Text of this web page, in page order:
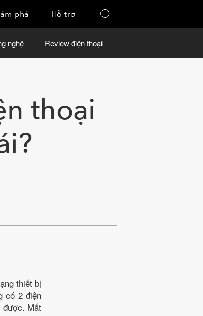
phá Hỗ trợ
nghệ Review điện thoại
thoại
thiết bị
có 2 điện
được. Mất